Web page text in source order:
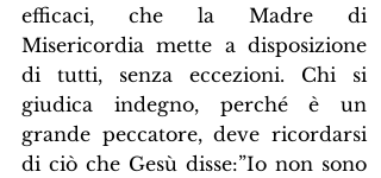
efficaci, che la Madre di
Misericordia mette a disposizione
di tutti, senza eccezioni. Chi si
giudica indegno, perché è un
grande peccatore, deve ricordarsi
di ciò che Gesù disse:”Io non sono